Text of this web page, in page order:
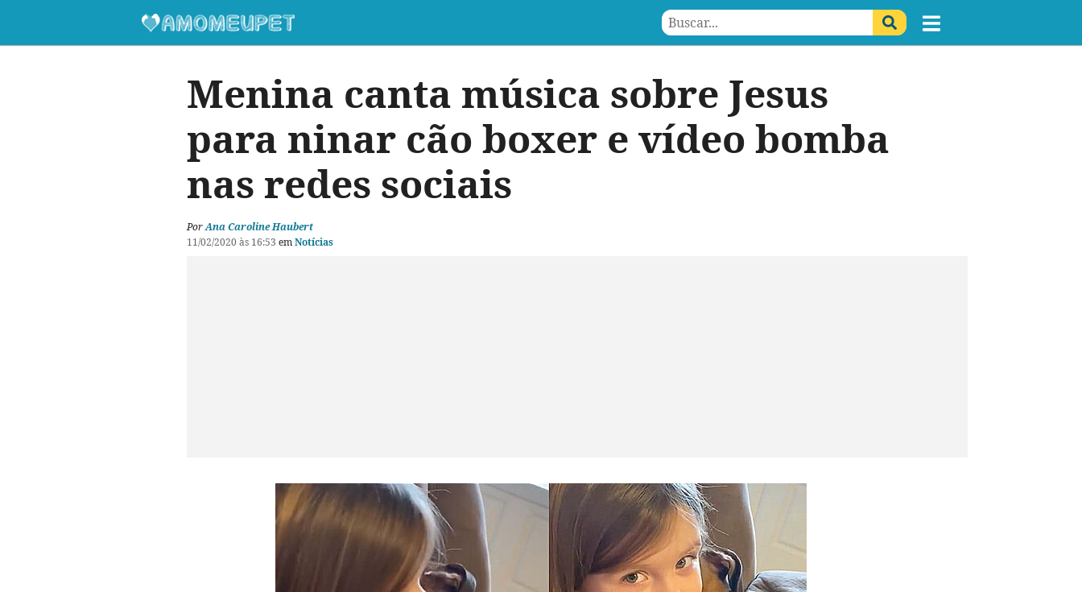
Menina canta música sobre Jesus
para ninar cão boxer e vídeo bomba
nas redes sociais
PorAna Caroline Haubert
11/02/2020 às 16:53 emNotícias